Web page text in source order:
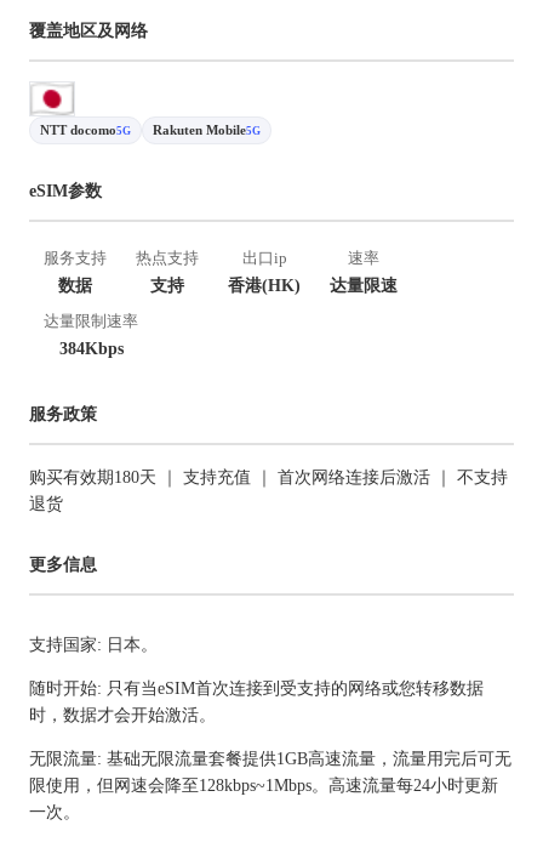
覆盖地区及网络
NTT docomo5G Rakuten Mobile5G
eSIM参数
服务支持
数据
热点支持
支持
出口ip
香港(HK)
速率
达量限速
达量限制速率
384Kbps
服务政策
购买有效期180天 ｜ 支持充值 ｜ 首次网络连接后激活 ｜ 不支持
退货
更多信息
支持国家: 日本。
随时开始: 只有当eSIM首次连接到受支持的网络或您转移数据
时，数据才会开始激活。
无限流量: 基础无限流量套餐提供1GB高速流量，流量用完后可无
限使用，但网速会降至128kbps~1Mbps。高速流量每24小时更新
一次。